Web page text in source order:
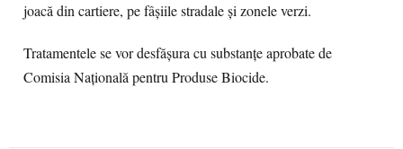
joacă din cartiere, pe fâșiile stradale și zonele verzi.
Tratamentele se vor desfășura cu substanțe aprobate de
Comisia Națională pentru Produse Biocide.